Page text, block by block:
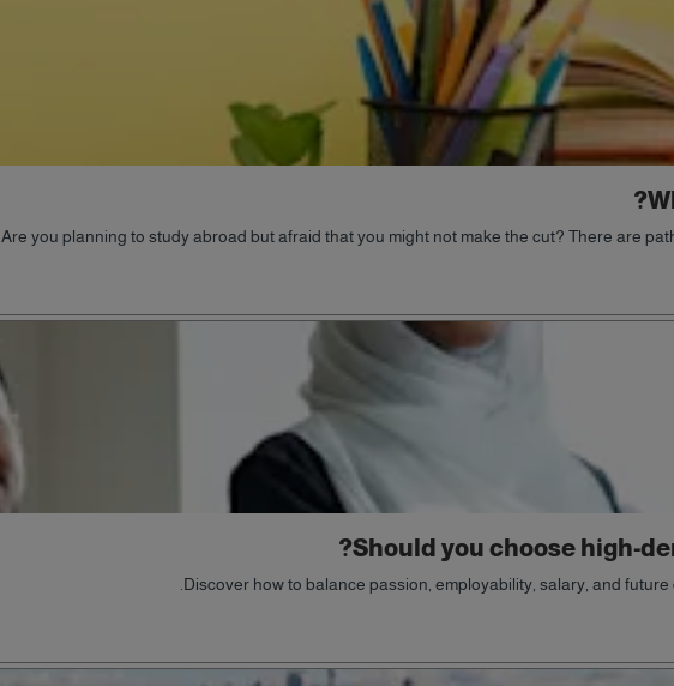
Are you planning to study abroad but afraid that you might not make the cut? There are
Should you choose high-
Discover how to balance passion, employability, salary, and